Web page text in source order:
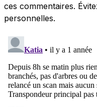
ces commentaires.
personnelles.